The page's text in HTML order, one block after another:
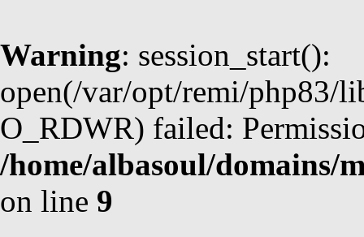
Warning: session_start():
open(/var/opt/remi/php83/
O_RDWR) failed:
/home/albasoul/domains/
on line 9